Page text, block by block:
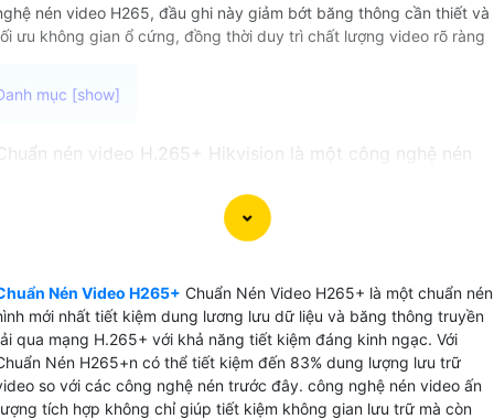
nén video H265, đầu ghi này giảm bớt băng thông cần thiết và
ưu không gian ổ cứng, đồng thời duy trì chất lượng video rõ ràng
nén video H.265+ Hikvision là một công nghệ nén
video camera cao cấp là chip xử lý video thông minh .
nghệ này cung cấp khả năng nén video hiệu quả đến
hình ảnh cao.
Chuẩn nén video H.265+ Hikvision có thể lưu trữ video
hạn một cách tiết kiệm với dung lượng nhỏ gọn hơn so
các chuẩn nén truyền thống. Đồng thời, chất lượng hình
được giữ nguyên, không bị giảm sút khi nén.
Nén Video H265+ Chuẩn Nén Video H265+ là một chuẩn nén
mới nhất tiết kiệm dung lương lưu dữ liệu và băng thông truyền
qua mạng H.265+ với khả năng tiết kiệm đáng kinh ngạc. Với
Nén H265+n có thể tiết kiệm đến 83% dung lượng lưu trữ
so với các công nghệ nén trước đây. công nghệ nén video ấn
tích hợp không chỉ giúp tiết kiệm không gian lưu trữ mà còn